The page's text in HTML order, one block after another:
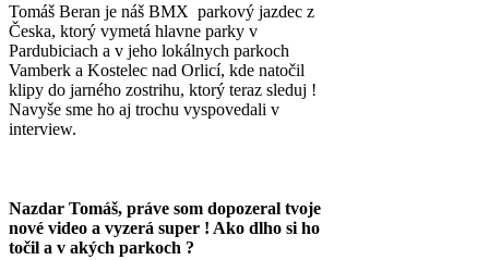
Tomáš Beran je náš BMX parkový jazdec z
Česka, ktorý vymetá hlavne parky v
Pardubiciach a v jeho lokálnych parkoch
Vamberk a Kostelec nad Orlicí, kde natočil
klipy do jarného zostrihu, ktorý teraz sleduj !
Navyše sme ho aj trochu vyspovedali v
interview.
Nazdar Tomáš, práve som dopozeral tvoje
nové video a vyzerá super ! Ako dlho si ho
točil a v akých parkoch ?